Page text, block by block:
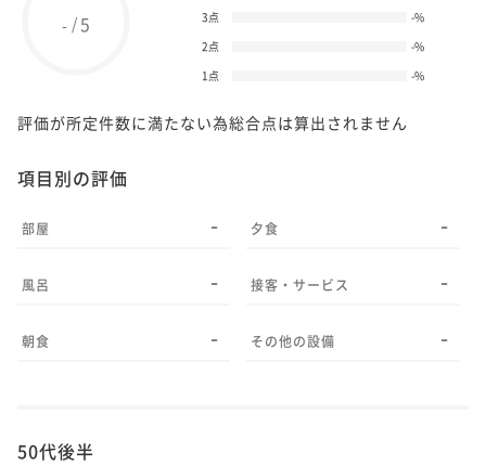
- /5
3点
-%
2点
-%
1点
-%
評価が所定件数に満たない為総合点は算出されません
項目別の評価
部屋 -
風呂 -
朝食 -
夕食 -
接客・サービス -
その他の設備 -
50代後半